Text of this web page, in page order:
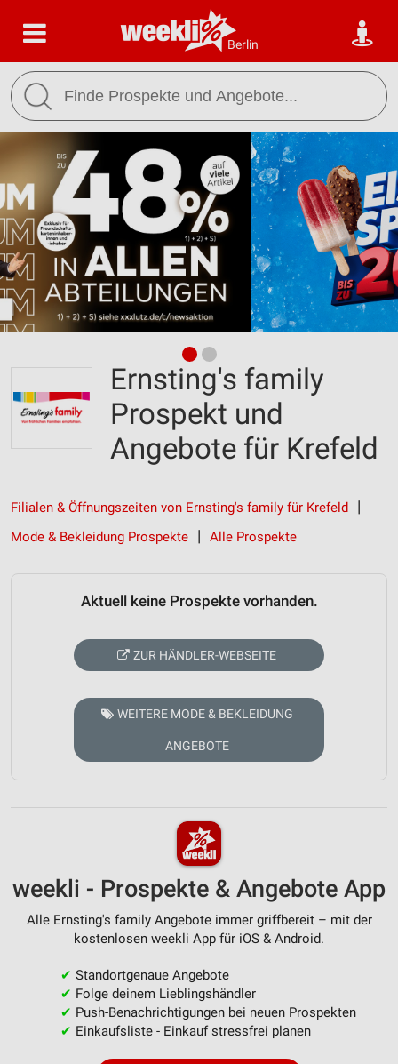
Berlin
Ernsting's family
Prospekt und
Angebote für Krefeld
Filialen & Öffnungszeiten von Ernsting's family für Krefeld
Mode & Bekleidung Prospekte
Alle Prospekte
Aktuell keine Prospekte vorhanden.
ZUR HÄNDLER-WEBSEITE
WEITERE MODE & BEKLEIDUNG
ANGEBOTE
weekli - Prospekte & Angebote App
Alle Ernsting's family Angebote immer griffbereit – mit der
kostenlosen weekli App für iOS & Android.
✔ Standortgenaue Angebote
✔ Folge deinem Lieblingshändler
✔ Push-Benachrichtigungen bei neuen Prospekten
✔ Einkaufsliste - Einkauf stressfrei planen